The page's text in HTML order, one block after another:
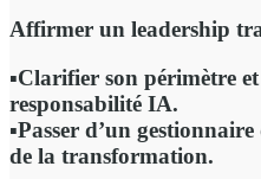
Affirmer un leadership
▪️Clarifier son périmètre
responsabilité IA.
▪️Passer d’un
de la transformation.